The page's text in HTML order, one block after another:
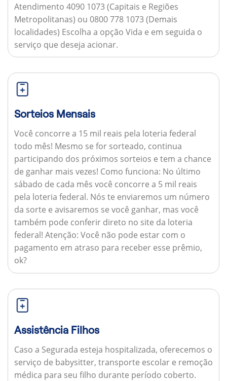
Atendimento 4090 1073 (Capitais e Regiões
Metropolitanas) ou 0800 778 1073 (Demais
localidades) Escolha a opção Vida e em seguida o
serviço que deseja acionar.
Sorteios Mensais
Você concorre a 15 mil reais pela loteria federal
todo mês! Mesmo se for sorteado, continua
participando dos próximos sorteios e tem a chance
de ganhar mais vezes! Como funciona: No último
sábado de cada mês você concorre a 5 mil reais
pela loteria federal. Nós te enviaremos um número
da sorte e avisaremos se você ganhar, mas você
também pode conferir direto no site da loteria
federal! Atenção: Você não pode estar com o
pagamento em atraso para receber esse prêmio,
ok?
Assistência Filhos
Caso a Segurada esteja hospitalizada, oferecemos o
serviço de babysitter, transporte escolar e remoção
médica para seu filho durante período coberto.